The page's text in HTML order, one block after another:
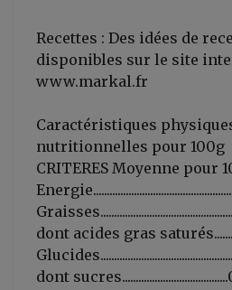
Recettes : Des idées de
disponibles sur le site
www.markal.fr
Caractéristiques
nutritionnelles pour 100g
CRITERES Moyenne pour
dont acides gras
dont